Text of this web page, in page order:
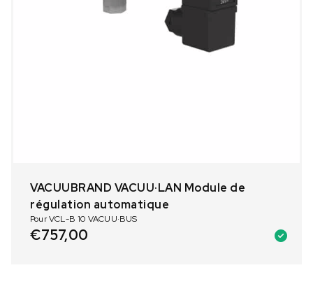
VACUUBRAND VACUU·LAN Module de
régulation automatique
Pour VCL-B 10 VACUU·BUS
€757,00